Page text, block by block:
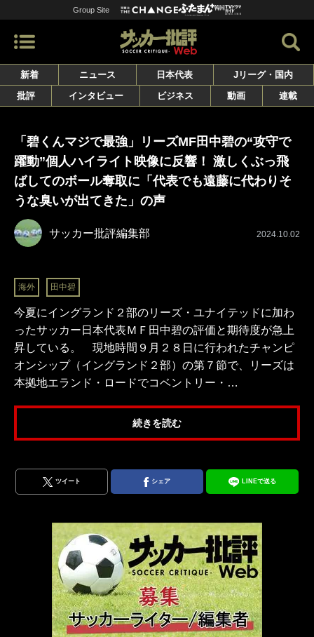
Group Site
新着 ニュース 日本代表
Jリーグ・国内
批評
インタビュー ビジネス 動画 連載
「碧くんマジで最強」リーズMF田中碧の“攻守で
躍動”個人ハイライト映像に反響！ 激しくぶっ飛
ばしてのボール奪取に「代表でも遠藤に代わりそ
うな臭いが出てきた」の声
サッカー批評編集部 2024.10.02
海外 田中碧
今夏にイングランド２部のリーズ・ユナイテッドに加わ
ったサッカー日本代表ＭＦ田中碧の評価と期待度が急上
昇している。 現地時間９月２８日に行われたチャンピ
オンシップ（イングランド２部）の第７節で、リーズは
本拠地エランド・ロードでコベントリー・…
続きを読む
ツイート シェア LINEで送る